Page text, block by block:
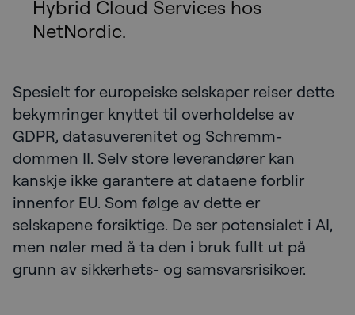
Hybrid Cloud Services hos
NetNordic.
Spesielt for europeiske selskaper reiser dette
bekymringer knyttet til overholdelse av
GDPR, datasuverenitet og Schremm-
dommen II. Selv store leverandører kan
kanskje ikke garantere at dataene forblir
innenfor EU. Som følge av dette er
selskapene forsiktige. De ser potensialet i AI,
men nøler med å ta den i bruk fullt ut på
grunn av sikkerhets- og samsvarsrisikoer.